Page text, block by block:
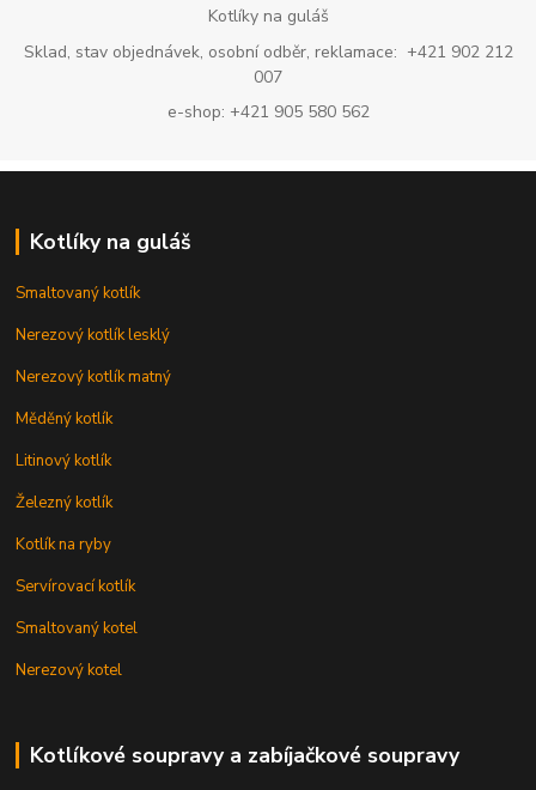
Kotlíky na guláš
Sklad, stav objednávek, osobní odběr, reklamace: +421 902 212
007
e-shop: +421 905 580 562
Kotlíky na guláš
Smaltovaný kotlík
Nerezový kotlík lesklý
Nerezový kotlík matný
Měděný kotlík
Litinový kotlík
Železný kotlík
Kotlík na ryby
Servírovací kotlík
Smaltovaný kotel
Nerezový kotel
Kotlíkové soupravy a zabíjačkové soupravy